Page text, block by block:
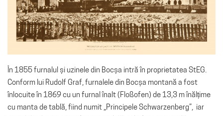
În 1855 furnalul și uzinele din Bocșa intră în proprietatea StEG.
Conform lui Rudolf Graf, furnalele din Bocșa montană a fost
înlocuite în 1869 cu un furnal înalt (Floßofen) de 13,3 m înălțime
cu manta de tablă, fiind numit „Principele Schwarzenberg”, iar